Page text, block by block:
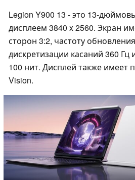
Legion Y900 13 - это 13-
дисплеем 3840 x 2560. Экран
сторон 3:2, частоту
дискретизации касаний 360 Гц
100 нит. Дисплей также имеет
Vision.